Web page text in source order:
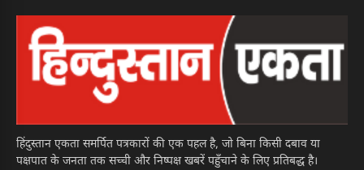
हिंदुस्तान एकता समर्पित पत्रकारों की एक पहल है, जो बिना किसी दबाव या
पक्षपात के जनता तक सच्ची और निष्पक्ष खबरें पहुँचाने के लिए प्रतिबद्ध है।